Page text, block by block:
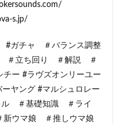
s.jp/
#ガチャ ＃バランス調整
＃立ち回り ＃解説 ＃
ー #ラヴズオンリーユー
ヤング #マルシュロレー
ル ＃基礎知識 ＃ライ
ウマ娘 ＃推しウマ娘